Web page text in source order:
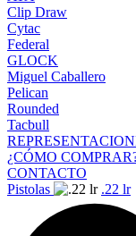
Clip Draw
Cytac
Federal
GLOCK
Miguel Caballero
Pelican
Rounded
Tacbull
¿CÓMO
CONTACTO
Pistolas
.22 lr